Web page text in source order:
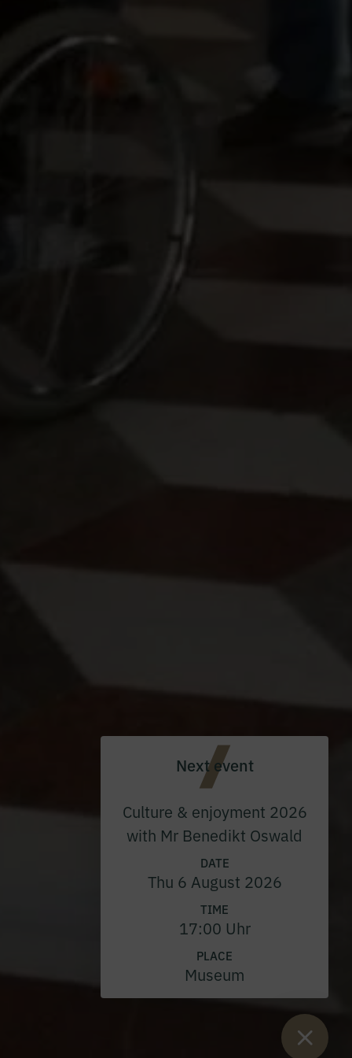
Next event
Culture & enjoyment 2026
with Mr Benedikt Oswald
DATE
Thu 6 August 2026
TIME
17:00 Uhr
PLACE
Museum